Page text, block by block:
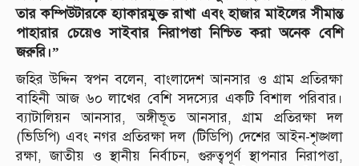
তার কম্পিউটারকে হ্যাকারমুক্ত রাখা এবং হাজার মাইলের সীমান্ত
পাহারার চেয়েও সাইবার নিরাপত্তা নিশ্চিত করা অনেক বেশি
জরুরি।”
জহির উদ্দিন স্বপন বলেন, বাংলাদেশ আনসার ও গ্রাম প্রতিরক্ষা
বাহিনী আজ ৬০ লাখের বেশি সদস্যের একটি বিশাল পরিবার।
ব্যাটালিয়ন আনসার, অঙ্গীভূত আনসার, গ্রাম প্রতিরক্ষা দল
(ভিডিপি) এবং নগর প্রতিরক্ষা দল (টিডিপি) দেশের আইন-শৃঙ্খলা
রক্ষা, জাতীয় ও স্থানীয় নির্বাচন, গুরুত্বপূর্ণ স্থাপনার নিরাপত্তা,